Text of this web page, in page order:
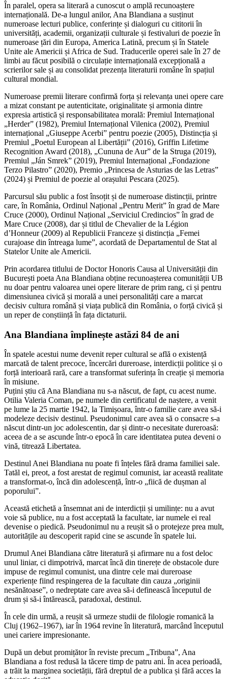
În paralel, opera sa literară a cunoscut o amplă recunoaștere
internațională. De-a lungul anilor, Ana Blandiana a susținut
numeroase lecturi publice, conferințe și dialoguri cu cititorii în
universități, academii, organizații culturale și festivaluri de poezie în
numeroase țări din Europa, America Latină, precum și în Statele
Unite ale Americii și Africa de Sud. Traducerile operei sale în 27 de
limbi au făcut posibilă o circulație internațională excepțională a
scrierilor sale și au consolidat prezența literaturii române în spațiul
cultural mondial.
Numeroase premii literare confirmă forța și relevanța unei opere care
a mizat constant pe autenticitate, originalitate și armonia dintre
expresia artistică și responsabilitatea morală: Premiul Internațional
„Herder” (1982), Premiul Internațional Vilenica (2002), Premiul
internațional „Giuseppe Acerbi” pentru poezie (2005), Distincția și
Premiul „Poetul European al Libertății” (2016), Griffin Lifetime
Recognition Award (2018), „Cununa de Aur” de la Struga (2019),
Premiul „Ján Smrek” (2019), Premiul Internațional „Fondazione
Terzo Pilastro” (2020), Premio „Princesa de Asturias de las Letras”
(2024) și Premiul de poezie al orașului Pescara (2025).
Parcursul său public a fost însoțit și de numeroase distincții, printre
care, în România, Ordinul Național „Pentru Merit” în grad de Mare
Cruce (2000), Ordinul Național „Serviciul Credincios” în grad de
Mare Cruce (2008), dar și titlul de Chevalier de la Légion
d’Honneur (2009) al Republicii Franceze și distincția „Femei
curajoase din întreaga lume”, acordată de Departamentul de Stat al
Statelor Unite ale Americii.
Prin acordarea titlului de Doctor Honoris Causa al Universității din
București poeta Ana Blandiana obține recunoașterea comunității UB
nu doar pentru valoarea unei opere literare de prim rang, ci și pentru
dimensiunea civică și morală a unei personalități care a marcat
decisiv cultura română și viața publică din România, o forță civică și
un reper de conștiință în fața dictaturii.
Ana Blandiana împlinește astăzi 84 de ani
În spatele acestui nume devenit reper cultural se află o existență
marcată de talent precoce, încercări dureroase, interdicții politice și o
forță interioară rară, care a transformat suferința în creație și memoria
în misiune.
Puțini știu că Ana Blandiana nu s-a născut, de fapt, cu acest nume.
Otilia Valeria Coman, pe numele din certificatul de naștere, a venit
pe lume la 25 martie 1942, la Timișoara, într-o familie care avea să-i
modeleze decisiv destinul. Pseudonimul care avea să o consacre s-a
născut dintr-un joc adolescentin, dar și dintr-o necesitate dureroasă:
aceea de a se ascunde într-o epocă în care identitatea putea deveni o
vină, titrează Libertatea.
Destinul Anei Blandiana nu poate fi înțeles fără drama familiei sale.
Tatăl ei, preot, a fost arestat de regimul comunist, iar această realitate
a transformat-o, încă din adolescență, într-o „fiică de dușman al
poporului”.
Această etichetă a însemnat ani de interdicții și umilințe: nu a avut
voie să publice, nu a fost acceptată la facultate, iar numele ei real
devenise o piedică. Pseudonimul nu a reușit să o protejeze prea mult,
autoritățile au descoperit rapid cine se ascunde în spatele lui.
Drumul Anei Blandiana către literatură și afirmare nu a fost deloc
unul liniar, ci dimpotrivă, marcat încă din tinerețe de obstacole dure
impuse de regimul comunist, una dintre cele mai dureroase
experiențe fiind respingerea de la facultate din cauza „originii
nesănătoase”, o nedreptate care avea să-i definească începutul de
drum și să-i întărească, paradoxal, destinul.
În cele din urmă, a reușit să urmeze studii de filologie romanică la
Cluj (1962–1967), iar în 1964 revine în literatură, marcând începutul
unei cariere impresionante.
După un debut promițător în reviste precum „Tribuna”, Ana
Blandiana a fost redusă la tăcere timp de patru ani. În acea perioadă,
a trăit la marginea societății, fără dreptul de a publica și fără acces la